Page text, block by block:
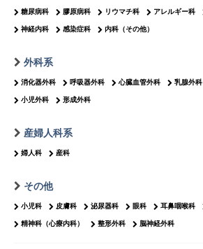
糖尿病科 膠原病科 リウマチ科 アレルギー科
神経内科 感染症科 内科（その他）
外科系
消化器外科 呼吸器外科 心臓血管外科 乳腺外科
小児外科 形成外科
産婦人科系
婦人科 産科
その他
小児科 皮膚科 泌尿器科 眼科 耳鼻咽喉科
精神科（心療内科） 整形外科 脳神経外科